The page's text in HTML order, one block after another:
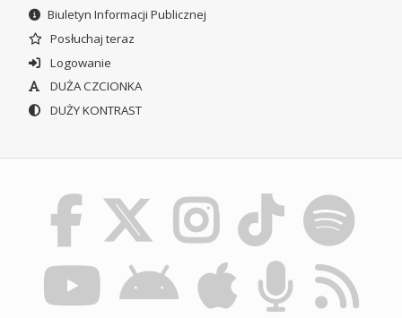
Biuletyn Informacji Publicznej
Posłuchaj teraz
Logowanie
DUŻA CZCIONKA
DUŻY KONTRAST